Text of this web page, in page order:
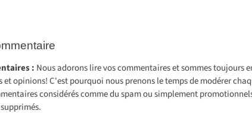
: Nous adorons lire vos commentaires et sommes toujours
et opinions! C'est pourquoi nous prenons le temps de modérer
considérés comme du spam ou simplement